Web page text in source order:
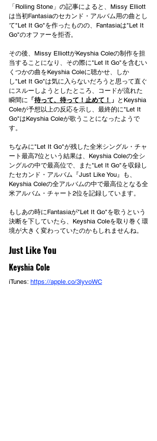
「Rolling Stone」の記事によると、Missy Elliott
は当初Fantasiaのセカンド・アルバム用の曲とし
て"Let It Go"を作ったものの、Fantasiaは"Let It
Go"のオファーを拒否。
その後、Missy ElliottがKeyshia Coleの制作を担
当することになり、その際に"Let It Go"を含むい
くつかの曲をKeyshia Coleに聴かせ、しか
し"Let It Go"は気に入らないだろうと思って直ぐ
にスルーしようとしたところ、コードが流れた
瞬間に 「 待って、待って！止めて！ 」 とKeyshia
Coleが予想以上の反応を示し、最終的に"Let It
Go"はKeyshia Coleが歌うことになったようで
す。
ちなみに"Let It Go"が残した全米シングル・チャ
ート最高7位という結果は、Keyshia Coleの全シ
ングルの中で最高位で、また"Let It Go"を収録し
たセカンド・アルバム『Just Like You』も、
Keyshia Coleの全アルバムの中で最高位となる全
米アルバム・チャート2位を記録しています。
もしあの時にFantasiaが"Let It Go"を歌うという
決断を下していたら、Keyshia Coleを取り巻く環
境が大きく変わっていたのかもしれませんね。
Just Like You
Keyshia Cole
iTunes: https://apple.co/3lyvoWC